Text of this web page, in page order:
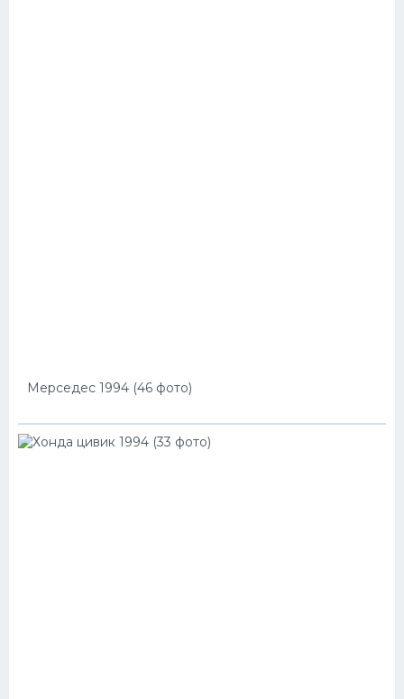
Мерседес 1994 (46 фото)